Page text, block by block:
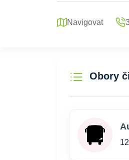
Navigovat
Obory